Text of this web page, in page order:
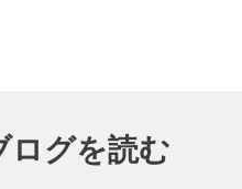
ログを読む